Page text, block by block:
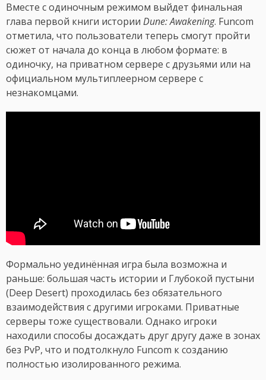
Вместе с одиночным режимом выйдет финальная
глава первой книги истории Dune: Awakening. Funcom
отметила, что пользователи теперь смогут пройти
сюжет от начала до конца в любом формате: в
одиночку, на приватном сервере с друзьями или на
официальном мультиплеерном сервере с
незнакомцами.
Формально уединённая игра была возможна и
раньше: большая часть истории и Глубокой пустыни
(Deep Desert) проходилась без обязательного
взаимодействия с другими игроками. Приватные
серверы тоже существовали. Однако игроки
находили способы досаждать друг другу даже в зонах
без PvP, что и подтолкнуло Funcom к созданию
полностью изолированного режима.